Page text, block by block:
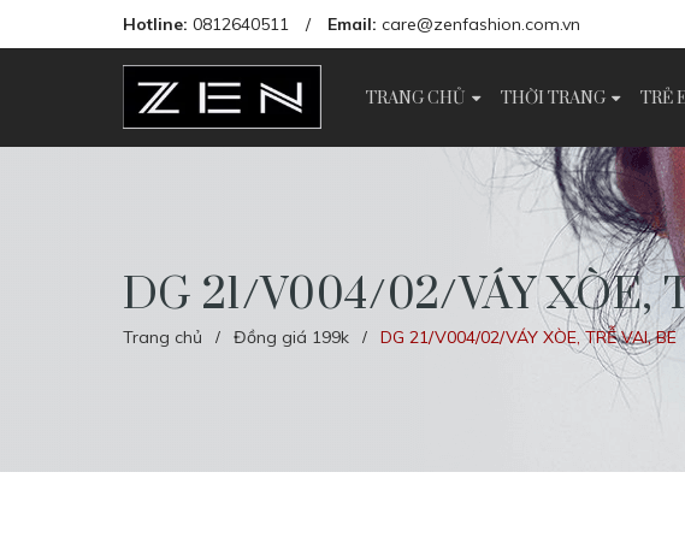
Hotline: 0812640511 / Email: care@zenfashion.com.vn
TRANG CHỦ THỜI TRANG TRẺ
DG 21/V004/02/VÁY XÒE,
Trang chủ / Đồng giá 199k / DG 21/V004/02/VÁY XÒE, TRỄ VAI, BE